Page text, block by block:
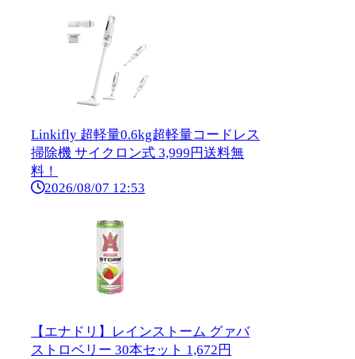
Linkifly 超軽量0.6kg超軽量コードレス
掃除機 サイクロン式 3,999円送料無
料！
2026/08/07 12:53
【エナドリ】レインストーム グァバ
ストロベリー 30本セット 1,672円